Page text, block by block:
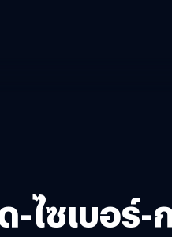
ซเบอร์-ก